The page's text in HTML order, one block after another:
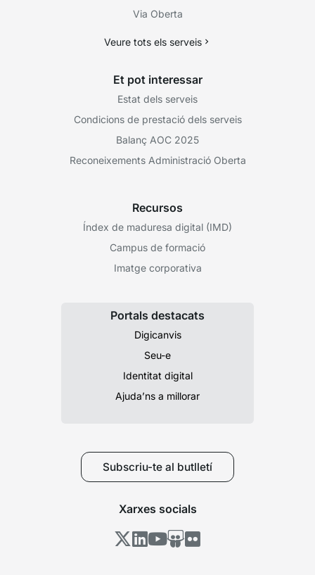
Via Oberta
Veure tots els serveis
Et pot interessar
Estat dels serveis
Condicions de prestació dels serveis
Balanç AOC 2025
Reconeixements Administració Oberta
Recursos
Índex de maduresa digital (IMD)
Campus de formació
Imatge corporativa
Portals destacats
Digicanvis
Seu-e
Identitat digital
Ajuda’ns a millorar
Subscriu-te al butlletí
Xarxes socials